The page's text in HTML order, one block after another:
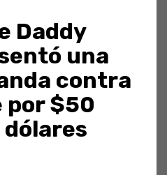
Daddy
una
contra
por $50